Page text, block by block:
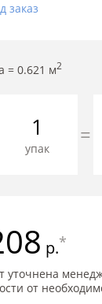
заказ
= 0.621 м2
упак
=
р.*
уточнена
от